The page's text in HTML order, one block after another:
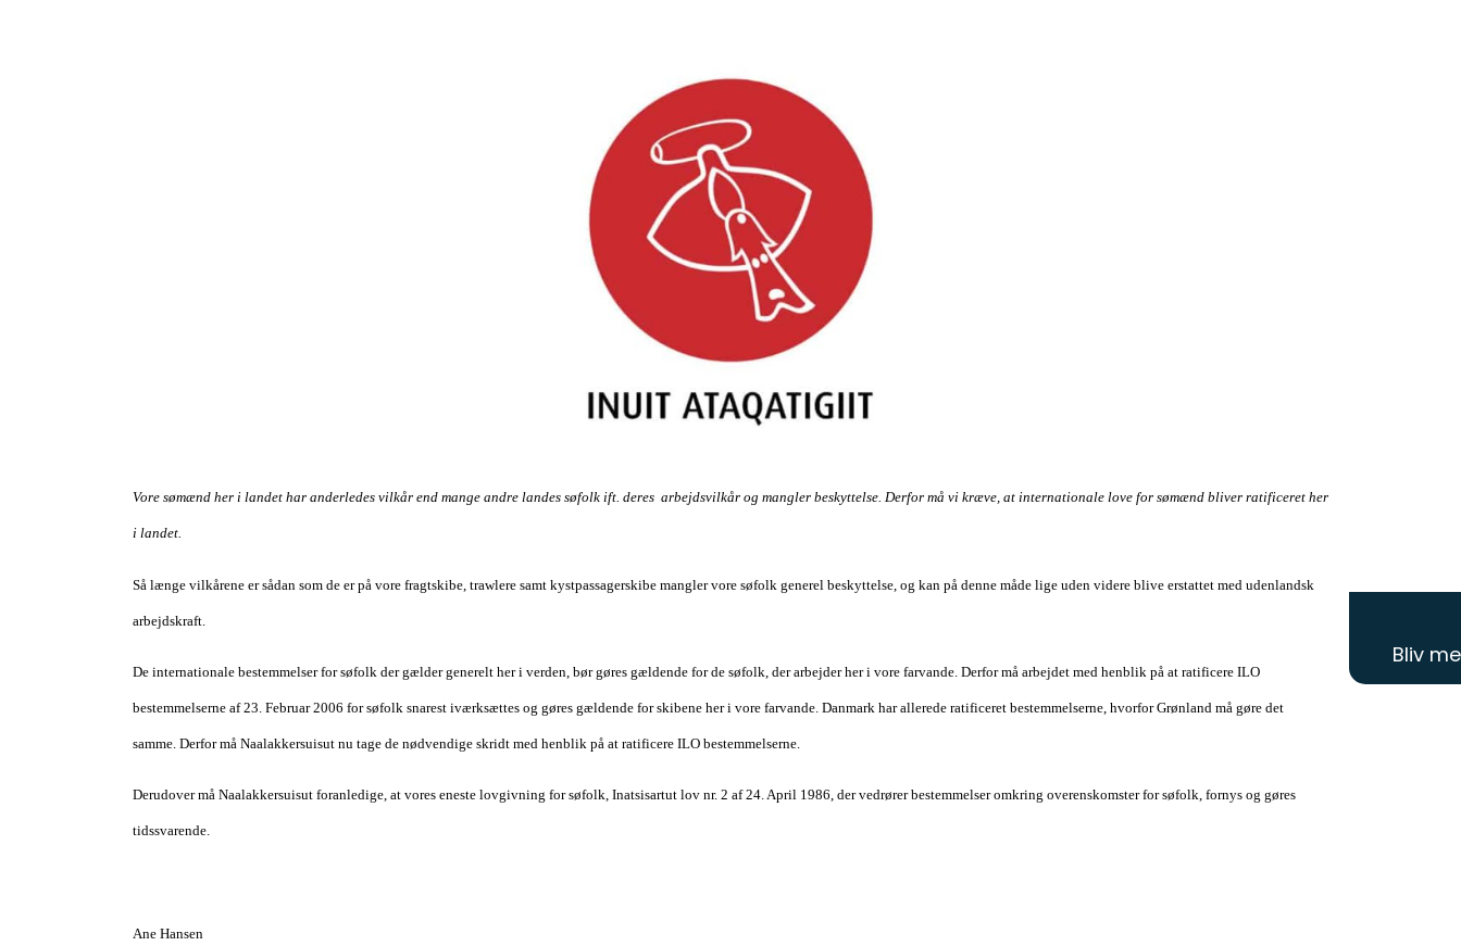
Bliv
Vore sømænd her i landet har anderledes vilkår end mange andre landes søfolk ift. deres arbejdsvilkår og mangler beskyttelse. Derfor må vi kræve, at internationale love for sømænd bliver ratificeret her
i landet.
Så længe vilkårene er sådan som de er på vore fragtskibe, trawlere samt kystpassagerskibe mangler vore søfolk generel beskyttelse, og kan på denne måde lige uden videre blive erstattet med udenlandsk
arbejdskraft.
De internationale bestemmelser for søfolk der gælder generelt her i verden, bør gøres gældende for de søfolk, der arbejder her i vore farvande. Derfor må arbejdet med henblik på at ratificere ILO
bestemmelserne af 23. Februar 2006 for søfolk snarest iværksættes og gøres gældende for skibene her i vore farvande. Danmark har allerede ratificeret bestemmelserne, hvorfor Grønland må gøre det
samme. Derfor må Naalakkersuisut nu tage de nødvendige skridt med henblik på at ratificere ILO bestemmelserne.
Derudover må Naalakkersuisut foranledige, at vores eneste lovgivning for søfolk, Inatsisartut lov nr. 2 af 24. April 1986, der vedrører bestemmelser omkring overenskomster for søfolk, fornys og gøres
tidssvarende.
Ane Hansen